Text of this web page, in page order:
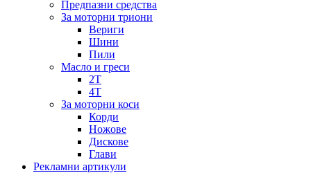
Предпазни средства
За моторни триони
Вериги
Шини
Пили
Масло и греси
2Т
4Т
За моторни коси
Корди
Ножове
Дискове
Глави
Рекламни артикули